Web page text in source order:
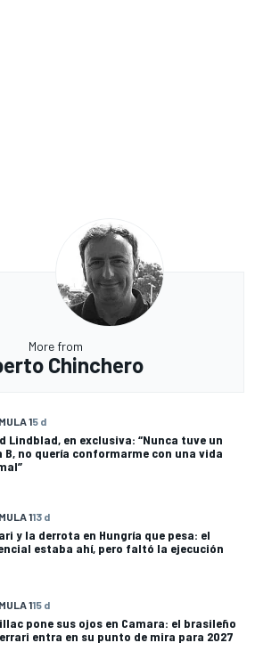
More from
Chinchero
15 d
Lindblad, en exclusiva: “Nunca tuve un
B, no quería conformarme con una vida
113 d
y la derrota en Hungría que pesa: el
estaba ahí, pero faltó la ejecución
115 d
pone sus ojos en Camara: el brasileño
entra en su punto de mira para 2027